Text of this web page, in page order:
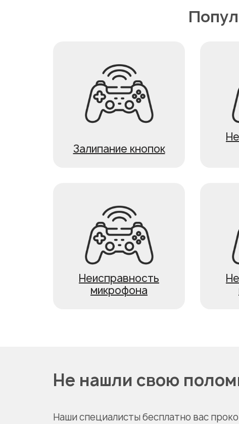
Залипание кнопок
Неисправность
микрофона
Не нашли свою
Наши специалисты бесплатно вас